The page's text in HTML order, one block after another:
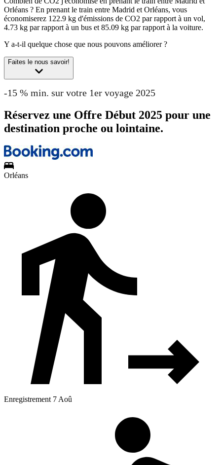
Orléans ? En prenant le train entre Madrid et Orléans, vous
économiserez 122.9 kg d'émissions de CO2 par rapport à un vol,
4.73 kg par rapport à un bus et 85.09 kg par rapport à la voiture.
Y a-t-il quelque chose que nous pouvons améliorer ?
Faites le nous savoir!
-15 % min. sur votre 1er voyage 2025
Réservez une Offre Début 2025 pour une
destination proche ou lointaine.
Orléans
Enregistrement 7 Aoû